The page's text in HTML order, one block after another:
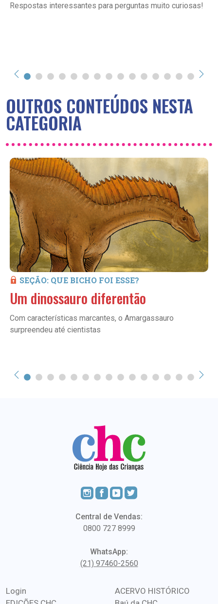
Respostas interessantes para perguntas muito curiosas!
OUTROS CONTEÚDOS NESTA
CATEGORIA
SEÇÃO: QUE BICHO FOI ESSE?
Um dinossauro diferentão
Com características marcantes, o Amargassauro
surpreendeu até cientistas
Central de Vendas:
0800 727 8999
WhatsApp:
(21) 97460-2560
Login
ACERVO HISTÓRICO